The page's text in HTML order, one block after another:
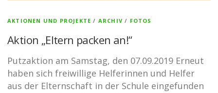
AKTIONEN UND PROJEKTE / ARCHIV / FOTOS
Aktion „Eltern packen an!“
Putzaktion am Samstag, den 07.09.2019 Erneut
haben sich freiwillige Helferinnen und Helfer
aus der Elternschaft in der Schule eingefunden